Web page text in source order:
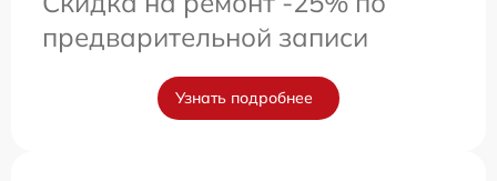
предварительной записи
Узнать подробнее